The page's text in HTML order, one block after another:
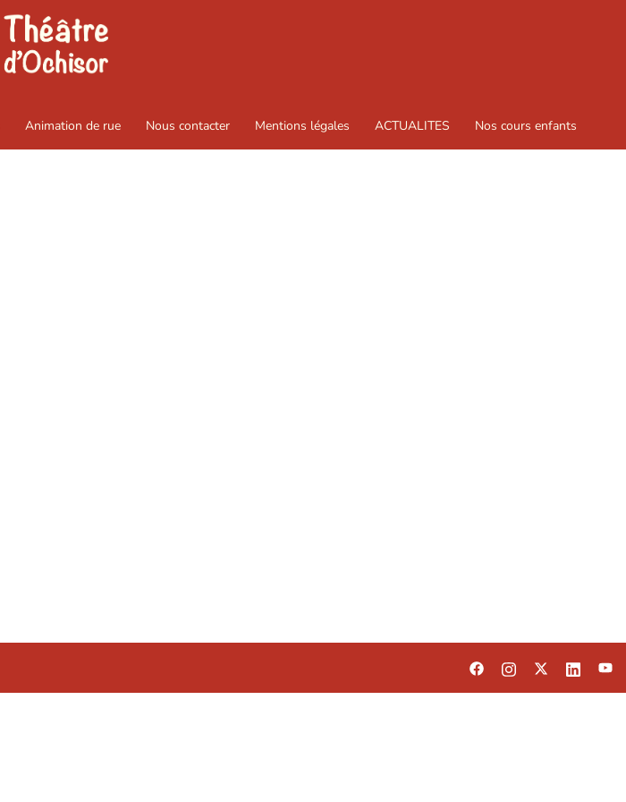
Animation de rue Nous contacter Mentions légales ACTUALITES Nos cours enfants